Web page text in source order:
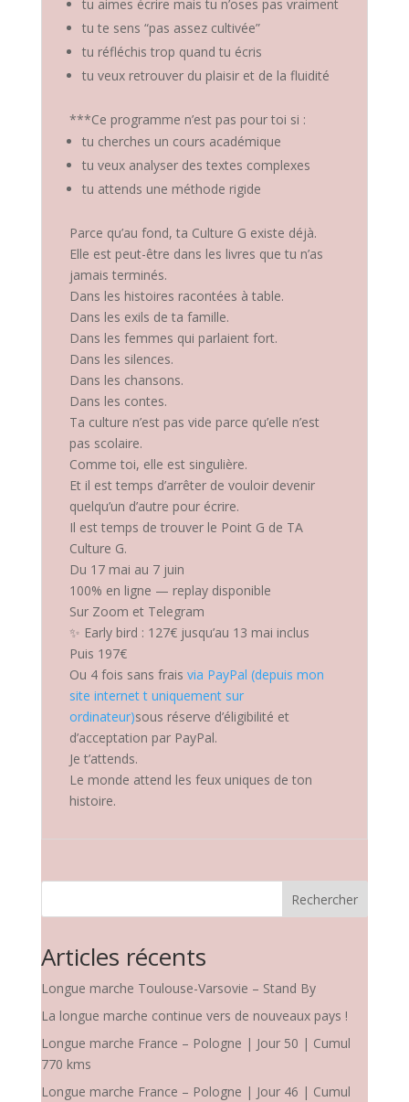
tu aimes écrire mais tu n’oses pas vraiment
tu te sens “pas assez cultivée”
tu réfléchis trop quand tu écris
tu veux retrouver du plaisir et de la fluidité
***Ce programme n’est pas pour toi si :
tu cherches un cours académique
tu veux analyser des textes complexes
tu attends une méthode rigide
Parce qu’au fond, ta Culture G existe déjà.
Elle est peut-être dans les livres que tu n’as
jamais terminés.
Dans les histoires racontées à table.
Dans les exils de ta famille.
Dans les femmes qui parlaient fort.
Dans les silences.
Dans les chansons.
Dans les contes.
Ta culture n’est pas vide parce qu’elle n’est
pas scolaire.
Comme toi, elle est singulière.
Et il est temps d’arrêter de vouloir devenir
quelqu’un d’autre pour écrire.
Il est temps de trouver le Point G de TA
Culture G.
Du 17 mai au 7 juin
100% en ligne — replay disponible
Sur Zoom et Telegram
✨ Early bird : 127€ jusqu’au 13 mai inclus
Puis 197€
Ou 4 fois sans frais via PayPal (depuis mon
site internet t uniquement sur
ordinateur)sous réserve d’éligibilité et
d’acceptation par PayPal.
Je t’attends.
Le monde attend les feux uniques de ton
histoire.
Rechercher
Articles récents
Longue marche Toulouse-Varsovie – Stand By
La longue marche continue vers de nouveaux pays !
Longue marche France – Pologne | Jour 50 | Cumul
770 kms
Longue marche France – Pologne | Jour 46 | Cumul